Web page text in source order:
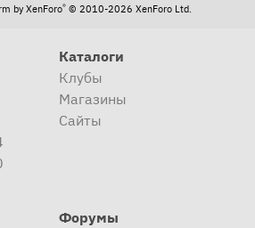
by XenForo® © 2010-2026 XenForo Ltd.
Каталоги
Клубы
Магазины
Сайты
Форумы